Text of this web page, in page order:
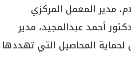
مدير المعمل المركزي
أحمد عبدالمجيد، مدير
المحاصيل التي تهددها